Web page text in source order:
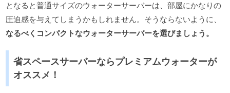
となると普通サイズのウォーターサーバーは、部屋にかなりの
圧迫感を与えてしまうかもしれません。そうならないように、
なるべくコンパクトなウォーターサーバーを選びましょう。
省スペースサーバーならプレミアムウォーターが
オススメ！